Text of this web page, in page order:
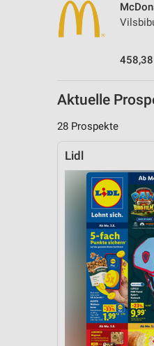
Aktuelle
28 Prospekte
Lidl
IAB-Besonderheiten:
Verwendung genauer
Geräte anhand von aktiv
Funktional